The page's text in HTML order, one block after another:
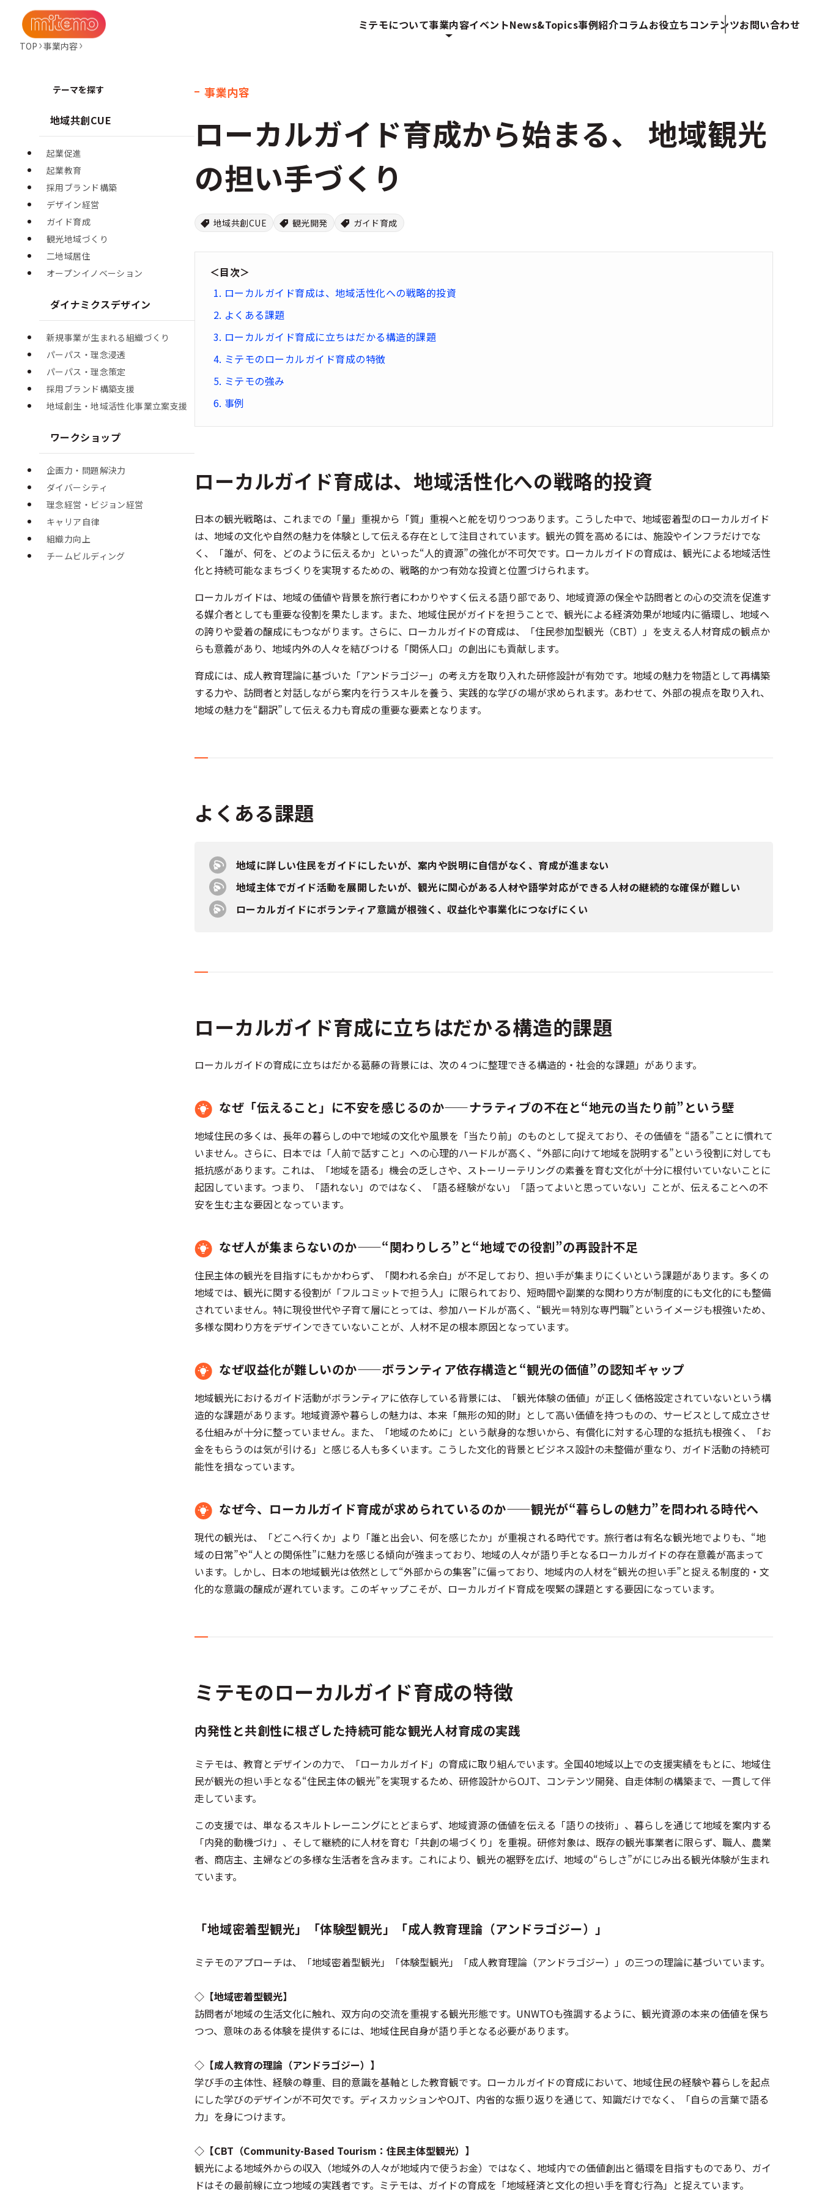
ミテモについて事業内容イベントNews&Topics事例紹介コラムお役立ちコンテンツお問い合わせ
TOP 事業内容
テーマを探す
地域共創CUE
起業促進
起業教育
採用ブランド構築
デザイン経営
ガイド育成
観光地域づくり
二地域居住
オープンイノベーション
ダイナミクスデザイン
新規事業が生まれる組織づくり
パーパス・理念浸透
パーパス・理念策定
採用ブランド構築支援
地域創生・地域活性化事業立案支援
ワークショップ
企画力・問題解決力
ダイバーシティ
理念経営・ビジョン経営
キャリア自律
組織力向上
チームビルディング
事業内容
ローカルガイド育成から始まる、 地域観光
の担い手づくり
地域共創CUE 観光開発 ガイド育成
＜目次＞
ローカルガイド育成は、地域活性化への戦略的投資
よくある課題
ローカルガイド育成に立ちはだかる構造的課題
ミテモのローカルガイド育成の特徴
ミテモの強み
事例
ローカルガイド育成は、地域活性化への戦略的投資
日本の観光戦略は、これまでの「量」重視から「質」重視へと舵を切りつつあります。こうした中で、地域密着型のローカルガイド
は、地域の文化や自然の魅力を体験として伝える存在として注目されています。観光の質を高めるには、施設やインフラだけでな
く、「誰が、何を、どのように伝えるか」といった“人的資源”の強化が不可欠です。ローカルガイドの育成は、観光による地域活性
化と持続可能なまちづくりを実現するための、戦略的かつ有効な投資と位置づけられます。
ローカルガイドは、地域の価値や背景を旅行者にわかりやすく伝える語り部であり、地域資源の保全や訪問者との心の交流を促進す
る媒介者としても重要な役割を果たします。また、地域住民がガイドを担うことで、観光による経済効果が地域内に循環し、地域へ
の誇りや愛着の醸成にもつながります。さらに、ローカルガイドの育成は、「住民参加型観光（CBT）」を支える人材育成の観点か
らも意義があり、地域内外の人々を結びつける「関係人口」の創出にも貢献します。
育成には、成人教育理論に基づいた「アンドラゴジー」の考え方を取り入れた研修設計が有効です。地域の魅力を物語として再構築
する力や、訪問者と対話しながら案内を行うスキルを養う、実践的な学びの場が求められます。あわせて、外部の視点を取り入れ、
地域の魅力を“翻訳”して伝える力も育成の重要な要素となります。
よくある課題
地域に詳しい住民をガイドにしたいが、案内や説明に自信がなく、育成が進まない
地域主体でガイド活動を展開したいが、観光に関心がある人材や語学対応ができる人材の継続的な確保が難しい
ローカルガイドにボランティア意識が根強く、収益化や事業化につなげにくい
ローカルガイド育成に立ちはだかる構造的課題
ローカルガイドの育成に立ちはだかる葛藤の背景には、次の４つに整理できる構造的・社会的な課題」があります。
なぜ「伝えること」に不安を感じるのか——ナラティブの不在と“地元の当たり前”という壁
地域住民の多くは、長年の暮らしの中で地域の文化や風景を「当たり前」のものとして捉えており、その価値を “語る”ことに慣れて
いません。さらに、日本では「人前で話すこと」への心理的ハードルが高く、“外部に向けて地域を説明する”という役割に対しても
抵抗感があります。これは、「地域を語る」機会の乏しさや、ストーリーテリングの素養を育む文化が十分に根付いていないことに
起因しています。つまり、「語れない」のではなく、「語る経験がない」「語ってよいと思っていない」ことが、伝えることへの不
安を生む主な要因となっています。
なぜ人が集まらないのか——“関わりしろ”と“地域での役割”の再設計不足
住民主体の観光を目指すにもかかわらず、「関われる余白」が不足しており、担い手が集まりにくいという課題があります。多くの
地域では、観光に関する役割が「フルコミットで担う人」に限られており、短時間や副業的な関わり方が制度的にも文化的にも整備
されていません。特に現役世代や子育て層にとっては、参加ハードルが高く、“観光＝特別な専門職”というイメージも根強いため、
多様な関わり方をデザインできていないことが、人材不足の根本原因となっています。
なぜ収益化が難しいのか——ボランティア依存構造と“観光の価値”の認知ギャップ
地域観光におけるガイド活動がボランティアに依存している背景には、「観光体験の価値」が正しく価格設定されていないという構
造的な課題があります。地域資源や暮らしの魅力は、本来「無形の知的財」として高い価値を持つものの、サービスとして成立させ
る仕組みが十分に整っていません。また、「地域のために」という献身的な想いから、有償化に対する心理的な抵抗も根強く、「お
金をもらうのは気が引ける」と感じる人も多くいます。こうした文化的背景とビジネス設計の未整備が重なり、ガイド活動の持続可
能性を損なっています。
なぜ今、ローカルガイド育成が求められているのか——観光が“暮らしの魅力”を問われる時代へ
現代の観光は、「どこへ行くか」より「誰と出会い、何を感じたか」が重視される時代です。旅行者は有名な観光地でよりも、“地
域の日常”や“人との関係性”に魅力を感じる傾向が強まっており、地域の人々が語り手となるローカルガイドの存在意義が高まって
います。しかし、日本の地域観光は依然として“外部からの集客”に偏っており、地域内の人材を“観光の担い手”と捉える制度的・文
化的な意識の醸成が遅れています。このギャップこそが、ローカルガイド育成を喫緊の課題とする要因になっています。
ミテモのローカルガイド育成の特徴
内発性と共創性に根ざした持続可能な観光人材育成の実践
ミテモは、教育とデザインの力で、「ローカルガイド」の育成に取り組んでいます。全国40地域以上での支援実績をもとに、地域住
民が観光の担い手となる“住民主体の観光”を実現するため、研修設計からOJT、コンテンツ開発、自走体制の構築まで、一貫して伴
走しています。
この支援では、単なるスキルトレーニングにとどまらず、地域資源の価値を伝える「語りの技術」、暮らしを通じて地域を案内する
「内発的動機づけ」、そして継続的に人材を育む「共創の場づくり」を重視。研修対象は、既存の観光事業者に限らず、職人、農業
者、商店主、主婦などの多様な生活者を含みます。これにより、観光の裾野を広げ、地域の“らしさ”がにじみ出る観光体験が生まれ
ています。
「地域密着型観光」「体験型観光」「成人教育理論（アンドラゴジー）」
ミテモのアプローチは、「地域密着型観光」「体験型観光」「成人教育理論（アンドラゴジー）」の三つの理論に基づいています。
◇【地域密着型観光】
訪問者が地域の生活文化に触れ、双方向の交流を重視する観光形態です。UNWTOも強調するように、観光資源の本来の価値を保ち
つつ、意味のある体験を提供するには、地域住民自身が語り手となる必要があります。
◇【成人教育の理論（アンドラゴジー）】
学び手の主体性、経験の尊重、目的意識を基軸とした教育観です。ローカルガイドの育成において、地域住民の経験や暮らしを起点
にした学びのデザインが不可欠です。ディスカッションやOJT、内省的な振り返りを通じて、知識だけでなく、「自らの言葉で語る
力」を身につけます。
◇【CBT（Community-Based Tourism：住民主体型観光）】
観光による地域外からの収入（地域外の人々が地域内で使うお金）ではなく、地域内での価値創出と循環を目指すものであり、ガイ
ドはその最前線に立つ地域の実践者です。ミテモは、ガイドの育成を「地域経済と文化の担い手を育む行為」と捉えています。